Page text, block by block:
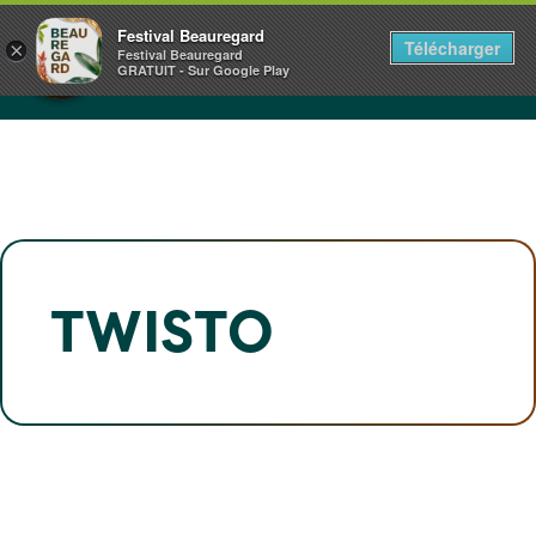
Panneau de gestion des cookies
CHÂTEAU DE BEAUREGARD
NORMANDIE
1+2.3.4.5 JUILLET 2026
TWISTO
×
Festival Beauregard
Festival Beauregard
GRATUIT - Sur Google Play
Télécharger